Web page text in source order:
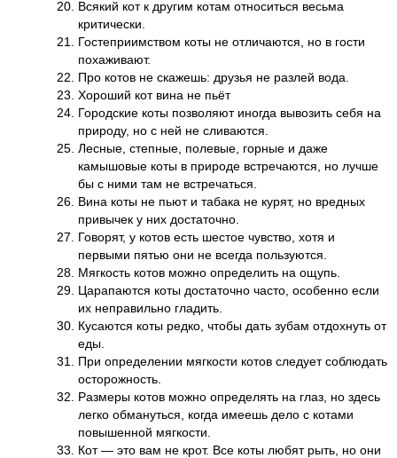
Всякий кот к другим котам относиться весьма
критически.
Гостеприимством коты не отличаются, но в гости
похаживают.
Про котов не скажешь: друзья не разлей вода.
Хороший кот вина не пьёт
Городские коты позволяют иногда вывозить себя на
природу, но с ней не сливаются.
Лесные, степные, полевые, горные и даже
камышовые коты в природе встречаются, но лучше
бы с ними там не встречаться.
Вина коты не пьют и табака не курят, но вредных
привычек у них достаточно.
Говорят, у котов есть шестое чувство, хотя и
первыми пятью они не всегда пользуются.
Мягкость котов можно определить на ощупь.
Царапаются коты достаточно часто, особенно если
их неправильно гладить.
Кусаются коты редко, чтобы дать зубам отдохнуть от
еды.
При определении мягкости котов следует соблюдать
осторожность.
Размеры котов можно определять на глаз, но здесь
легко обмануться, когда имеешь дело с котами
повышенной мягкости.
Кот — это вам не крот. Все коты любят рыть, но они